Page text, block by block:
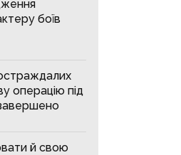
боїв
операцію під
й свою